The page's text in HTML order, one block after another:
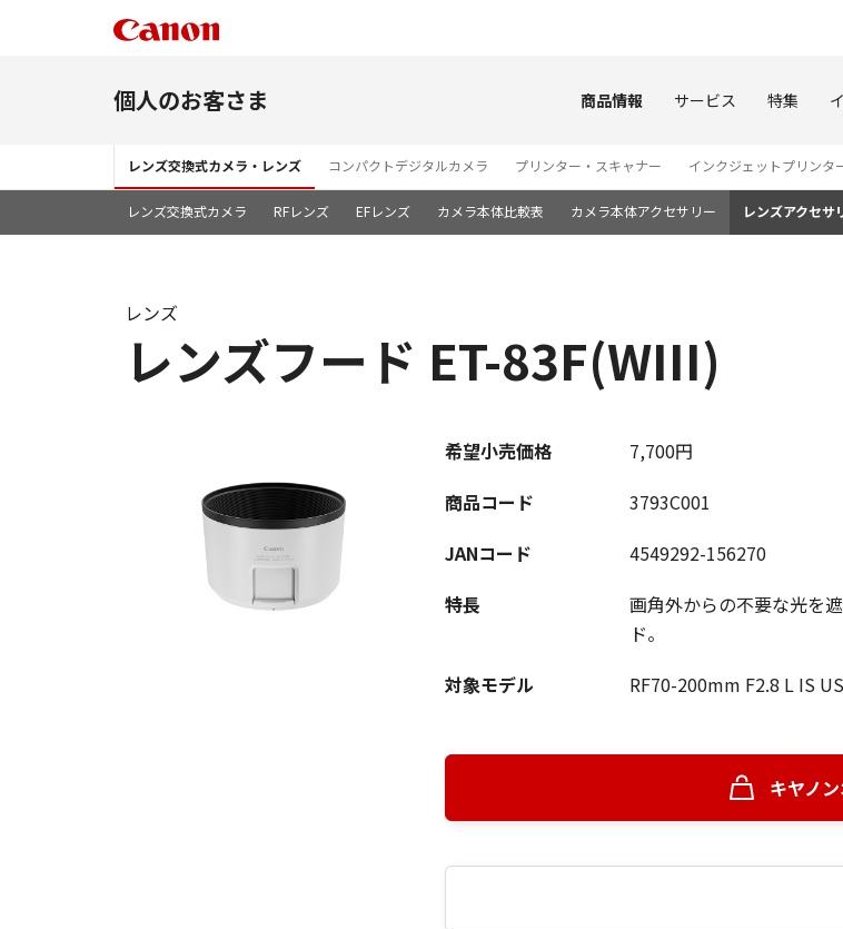
個人のお客さま 商品情報 サービス 特集
レンズ交換式カメラ・レンズ コンパクトデジタルカメラ プリンター・スキャナー インクジェットプリンタ
レンズ交換式カメラ RFレンズ EFレンズ カメラ本体比較表 カメラ本体アクセサリー レンズアクセサ
レンズフード ET-83F(WIII)
レンズ
希望小売価格
7,700円
商品コード
3793C001
JANコード
4549292-156270
特長
画角外からの不要な光を
ド。
対象モデル
RF70-200mm F2.8 L IS
キヤノ